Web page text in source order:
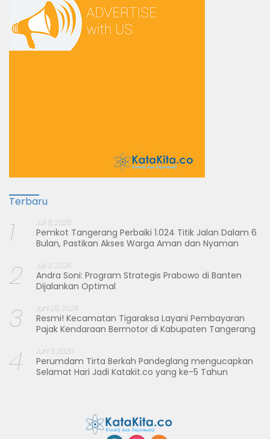
Terbaru
1 Juli 8, 2026
Pemkot Tangerang Perbaiki 1.024 Titik Jalan Dalam 6
Bulan, Pastikan Akses Warga Aman dan Nyaman
2 Juli 3, 2026
Andra Soni: Program Strategis Prabowo di Banten
Dijalankan Optimal
3 Juni 25, 2026
Resmi! Kecamatan Tigaraksa Layani Pembayaran
Pajak Kendaraan Bermotor di Kabupaten Tangerang
4 Juni 11, 2026
Perumdam Tirta Berkah Pandeglang mengucapkan
Selamat Hari Jadi Katakit.co yang ke-5 Tahun